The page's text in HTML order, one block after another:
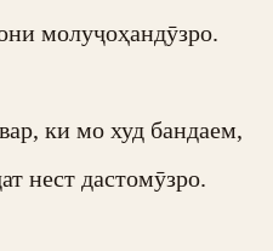
молуҷоҳандӯзро.
ки мо худ бандаем,
нест дастомӯзро.